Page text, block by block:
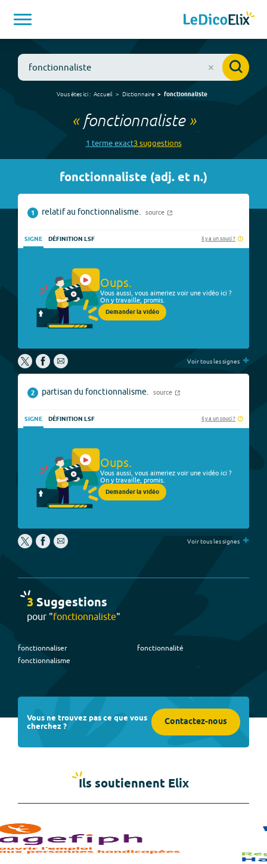
Vous êtes ici : Accueil Dictionnaire fonctionnaliste
« fonctionnaliste»
1 termeexact3suggestions
fonctionnaliste (adj. et n.)
1 relatif au fonctionnalisme. source
SIGNE DÉFINITION LSF Il y a un souci ?
Oups.
Vous aussi, vous aimeriez voir une vidéo ici ?
On y travaille, promis.
Demander la vidéo
Voir tous les signes +
2 partisan du fonctionnalisme. source
SIGNE DÉFINITION LSF Il y a un souci ?
Oups.
Vous aussi, vous aimeriez voir une vidéo ici ?
On y travaille, promis.
Demander la vidéo
Voir tous les signes +
3 Suggestions
pour "fonctionnaliste"
fonctionnaliser
fonctionnalisme
fonctionnalité
Vous ne trouvez pas ce que vous
cherchez ? Contactez-nous
Ils soutiennent Elix